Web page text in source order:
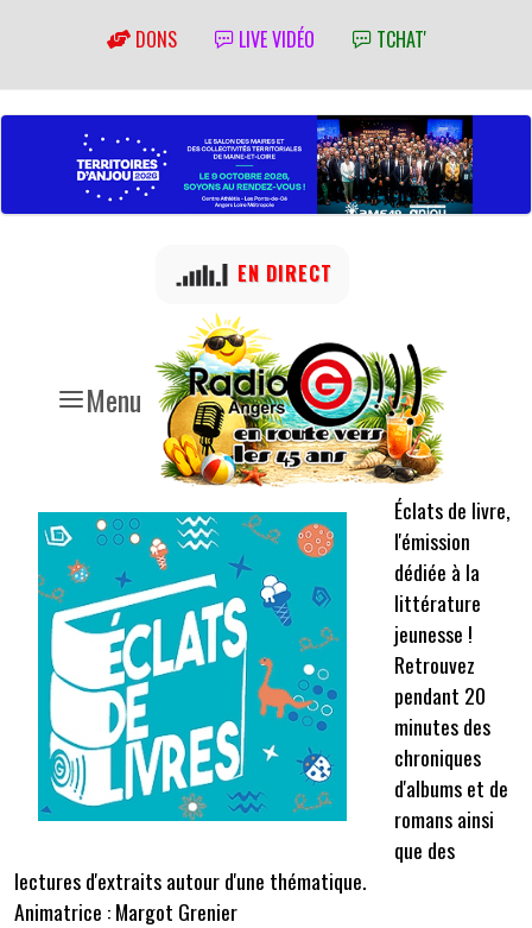
DONS LIVE VIDÉO TCHAT'
Menu
EN DIRECT
Éclats de livre,
l'émission
dédiée à la
littérature
jeunesse !
Retrouvez
pendant 20
minutes des
chroniques
d'albums et de
romans ainsi
que des
lectures d'extraits autour d'une thématique.
Animatrice : Margot Grenier